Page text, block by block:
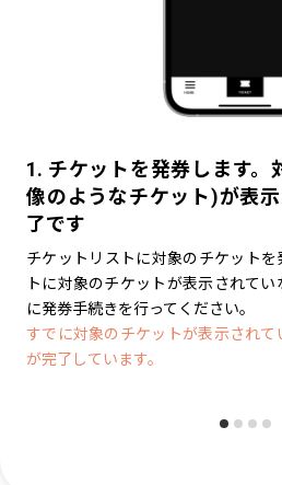
1. チケットを発券します。
像のようなチケット)が表
了です
チケットリストに対象のチケット
トに対象のチケットが表示されて
に発券手続きを行ってください。
すでに対象のチケットが表示され
が完了しています。
1. チケット
像のような
チケットリスト
から順に発券手